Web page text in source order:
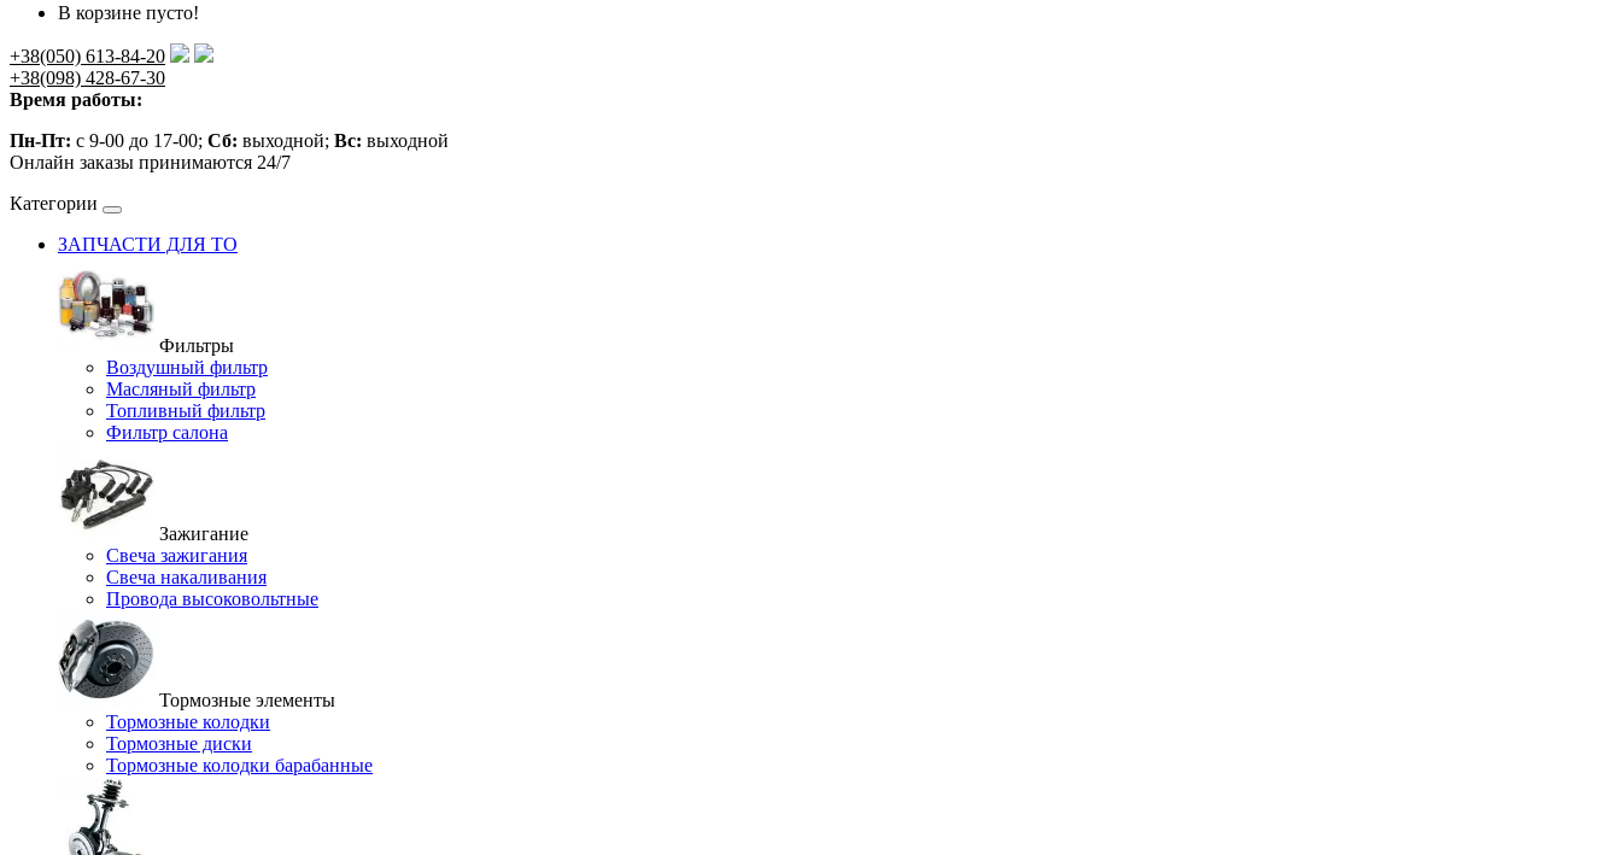
В корзине пусто!
+38(050) 613-84-20
+38(098) 428-67-30
Время работы:
Пн-Пт: с 9-00 до 17-00; Сб: выходной; Вс: выходной
Онлайн заказы принимаются 24/7
Категории
ЗАПЧАСТИ ДЛЯ ТО
Фильтры
Воздушный фильтр
Масляный фильтр
Топливный фильтр
Фильтр салона
Зажигание
Свеча зажигания
Свеча накаливания
Провода высоковольтные
Тормозные элементы
Тормозные колодки
Тормозные диски
Тормозные колодки барабанные